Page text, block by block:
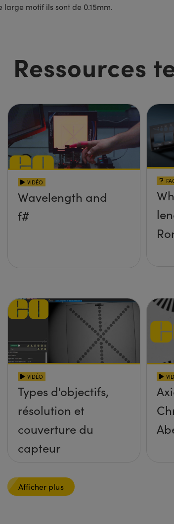
large motif ils sont de 0.15mm.
Ressources
VIDÉO
Wavelength and
f#
VIDÉO
Types d'objectifs,
résolution et
couverture du
capteur
Afficher plus